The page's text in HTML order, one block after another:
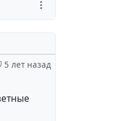
5 лет назад